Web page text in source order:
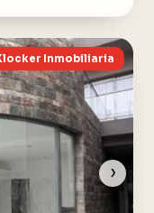
›
Inmobiliaria